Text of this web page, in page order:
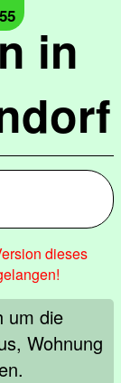
in
dieses
um die
Wohnung